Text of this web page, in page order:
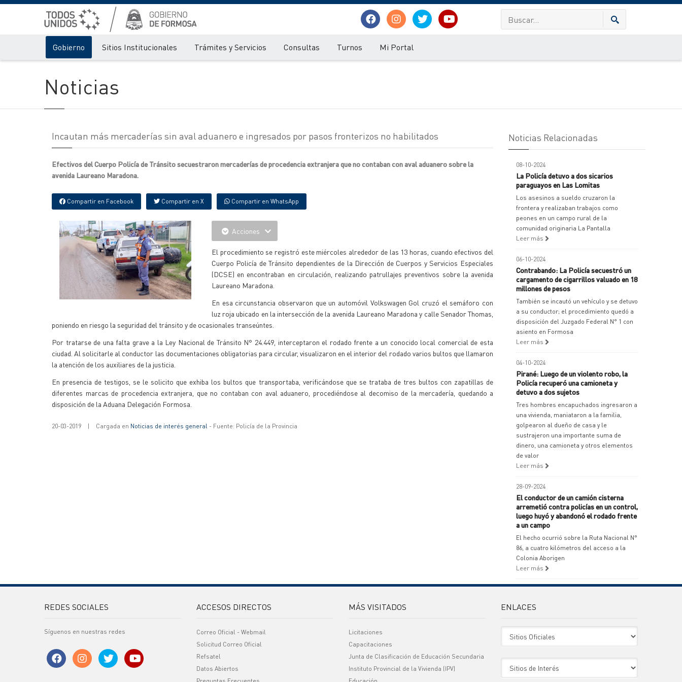
Gobierno Sitios Institucionales Trámites y Servicios Consultas Turnos Mi Portal
Noticias
Incautan más mercaderías sin aval aduanero e ingresados por pasos fronterizos no habilitados
Efectivos del Cuerpo Policía de Tránsito secuestraron mercaderías de procedencia extranjera que no contaban con aval aduanero sobre la
avenida Laureano Maradona.
Compartir en Facebook Compartir en X Compartir en WhatsApp
Acciones
El procedimiento se registró este miércoles alrededor de las 13 horas, cuando efectivos del
Cuerpo Policía de Tránsito dependientes de la Dirección de Cuerpos y Servicios Especiales
(DCSE) en encontraban en circulación, realizando patrullajes preventivos sobre la avenida
Laureano Maradona.
En esa circunstancia observaron que un automóvil Volkswagen Gol cruzó el semáforo con
luz roja ubicado en la intersección de la avenida Laureano Maradona y calle Senador Thomas,
poniendo en riesgo la seguridad del tránsito y de ocasionales transeúntes.
Por tratarse de una falta grave a la Ley Nacional de Tránsito N° 24.449, interceptaron el rodado frente a un conocido local comercial de esta
ciudad. Al solicitarle al conductor las documentaciones obligatorias para circular, visualizaron en el interior del rodado varios bultos que llamaron
la atención de los auxiliares de la justicia.
En presencia de testigos, se le solicito que exhiba los bultos que transportaba, verificándose que se trataba de tres bultos con zapatillas de
diferentes marcas de procedencia extranjera, que no contaban con aval aduanero, procediéndose al decomiso de la mercadería, quedando a
disposición de la Aduana Delegación Formosa.
20-03-2019 | Cargada en Noticias de interés general - Fuente: Policía de la Provincia
Noticias Relacionadas
08-10-2024
La Policía detuvo a dos sicarios
paraguayos en Las Lomitas
Los asesinos a sueldo cruzaron la
frontera y realizaban trabajos como
peones en un campo rural de la
comunidad originaria La Pantalla
Leer más
06-10-2024
Contrabando: La Policía secuestró un
cargamento de cigarrillos valuado en 18
millones de pesos
También se incautó un vehículo y se detuvo
a su conductor; el procedimiento quedó a
disposición del Juzgado Federal N° 1 con
asiento en Formosa
Leer más
04-10-2024
Pirané: Luego de un violento robo, la
Policía recuperó una camioneta y
detuvo a dos sujetos
Tres hombres encapuchados ingresaron a
una vivienda, maniataron a la familia,
golpearon al dueño de casa y le
sustrajeron una importante suma de
dinero, una camioneta y otros elementos
de valor
Leer más
28-09-2024
El conductor de un camión cisterna
arremetió contra policías en un control,
luego huyó y abandonó el rodado frente
a un campo
El hecho ocurrió sobre la Ruta Nacional N°
86, a cuatro kilómetros del acceso a la
Colonia Aborigen
Leer más
REDES SOCIALES
Síguenos en nuestras redes
ACCESOS DIRECTOS
Correo Oficial - Webmail
Solicitud Correo Oficial
Refsatel
Datos Abiertos
MÁS VISITADOS
Licitaciones
Capacitaciones
Junta de Clasificación de Educación Secundaria
Instituto Provincial de la Vivienda (IPV)
ENLACES